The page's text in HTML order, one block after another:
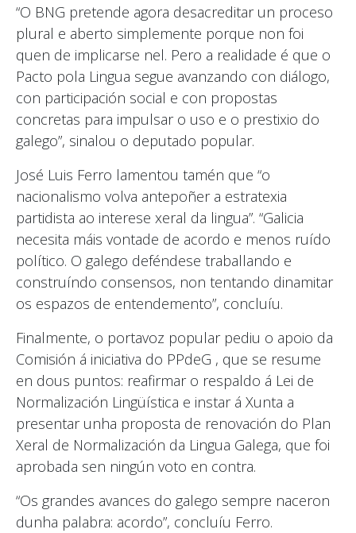
“O BNG pretende agora desacreditar un proceso
plural e aberto simplemente porque non foi
quen de implicarse nel. Pero a realidade é que o
Pacto pola Lingua segue avanzando con diálogo,
con participación social e con propostas
concretas para impulsar o uso e o prestixio do
galego”, sinalou o deputado popular.
José Luis Ferro lamentou tamén que “o
nacionalismo volva antepoñer a estratexia
partidista ao interese xeral da lingua”. “Galicia
necesita máis vontade de acordo e menos ruído
político. O galego deféndese traballando e
construíndo consensos, non tentando dinamitar
os espazos de entendemento”, concluíu.
Finalmente, o portavoz popular pediu o apoio da
Comisión á iniciativa do PPdeG , que se resume
en dous puntos: reafirmar o respaldo á Lei de
Normalización Lingüística e instar á Xunta a
presentar unha proposta de renovación do Plan
Xeral de Normalización da Lingua Galega, que foi
aprobada sen ningún voto en contra.
“Os grandes avances do galego sempre naceron
dunha palabra: acordo”, concluíu Ferro.